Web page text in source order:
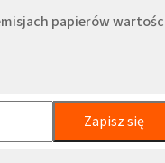
papierów
Zapisz się